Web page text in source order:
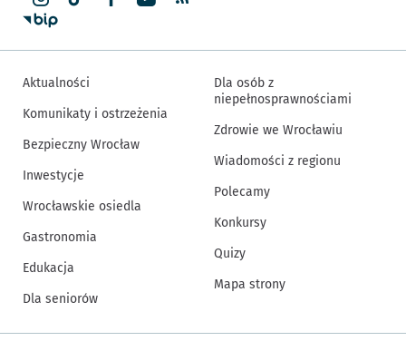
Aktualności
Komunikaty i ostrzeżenia
Bezpieczny Wrocław
Inwestycje
Wrocławskie osiedla
Gastronomia
Edukacja
Dla seniorów
Dla osób z
niepełnosprawnościami
Zdrowie we Wrocławiu
Wiadomości z regionu
Polecamy
Konkursy
Quizy
Mapa strony